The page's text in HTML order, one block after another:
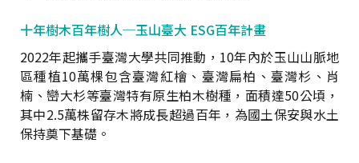
十年樹木百年樹人─玉山臺大 ESG百年計畫
2022年起攜手臺灣大學共同推動，10年內於玉山山脈地
區種植10萬棵包含臺灣紅檜、臺灣扁柏、臺灣杉、肖
楠、巒大杉等臺灣特有原生柏木樹種，面積達50公頃，
其中2.5萬株留存木將成長超過百年，為國土保安與水土
保持奠下基礎。